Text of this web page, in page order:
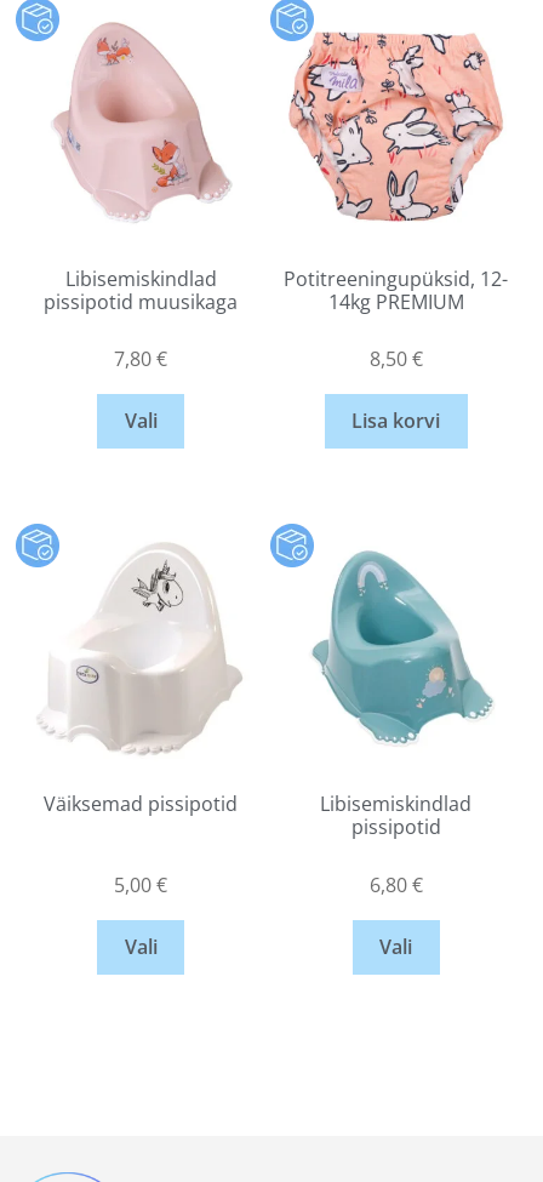
Libisemiskindlad
pissipotid muusikaga
7,80€
Vali
Potitreeningupüksid, 12-
14kg PREMIUM
8,50€
Lisa korvi
Väiksemad pissipotid
5,00€
Vali
Libisemiskindlad
pissipotid
6,80€
Vali